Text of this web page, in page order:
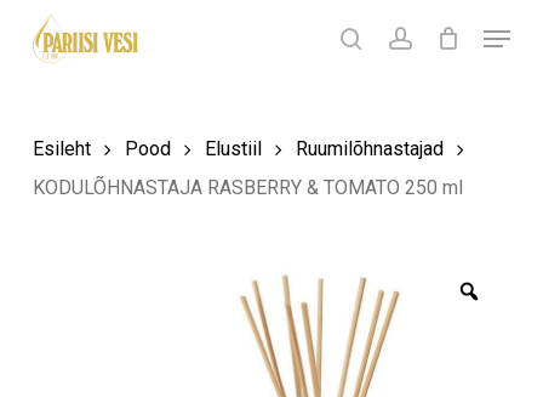
Products
search
searchaccount
Menu
Ostukorv
Esileht Pood Elustiil
Ruumilõhnastajad
KODULÕHNASTAJA RASBERRY & TOMATO 250 ml